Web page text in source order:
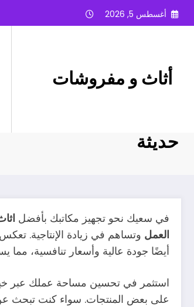
التجاوز
أغسطس 5, 2026
أثاث و مفروشات
حديثة
في سعيك نحو تجهيز مكاتبك بأفضل
العمل وتساهم في زيادة الإنتاجية. تعكس
أيضًا جودة عالية وأسعار تنافسية، مما
على بعض المنتجات. سواء كنت تبحث